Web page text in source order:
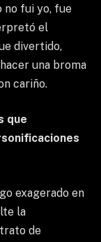
no fui yo, fue
el
divertido,
una broma
cariño.
que
exagerado en
la
de